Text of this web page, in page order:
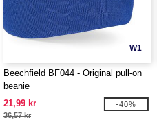
W1
Beechfield BF044 - Original pull-on
beanie
21,99 kr
36,57 kr
-40%